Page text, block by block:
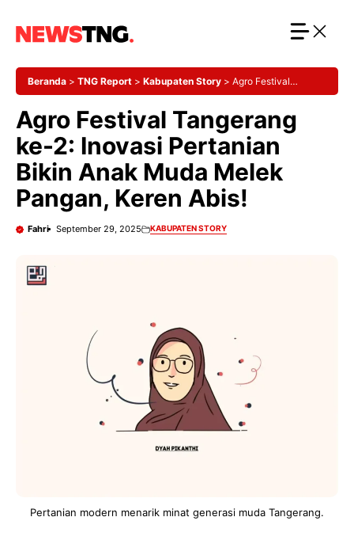
Beranda > TNG Report > Kabupaten Story > Agro Festival
Keren Abis!
Agro Festival Tangerang
ke-2: Inovasi Pertanian
Bikin Anak Muda Melek
Pangan, Keren Abis!
Fahri September 29, 2025 KABUPATEN STORY
Pertanian modern menarik minat generasi muda Tangerang.